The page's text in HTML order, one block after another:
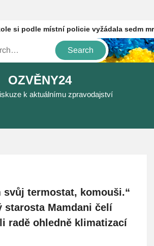
podle místní policie vyžádala sedm
OZVĚNY24
k aktuálnímu zpravodajství
svůj termostat, komouši.“
starosta Mamdani čelí
radě ohledně klimatizací